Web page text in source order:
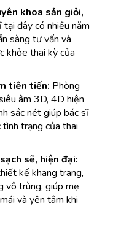
khoa sản giỏi,
tại đây có nhiều năm
sàng tư vấn và
khỏe thai kỳ của
tiên tiến: Phòng
âm 3D, 4D hiện
sắc nét giúp bác sĩ
tình trạng của thai
sẽ, hiện đại:
kế khang trang,
vô trùng, giúp mẹ
và yên tâm khi